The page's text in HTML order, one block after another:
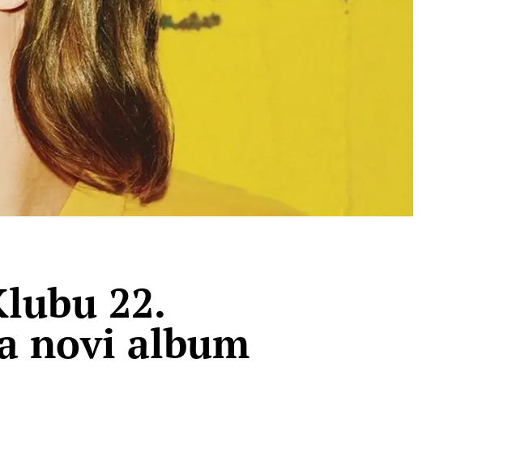
22.
novi album